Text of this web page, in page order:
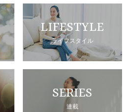
LIFESTYLE
ライフスタイル
SERIES
連載